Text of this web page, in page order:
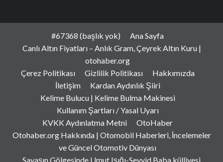
#67368 (başlık yok)
Ana Sayfa
Canlı Altın Fiyatları – Anlık Gram, Çeyrek Altın Kuru |
otohaber.org
Çerez Politikası
Gizlilik Politikası
Hakkımızda
İletişim
Kardan Aydınlık Şiiri
Kelime Bulucu | Kelime Bulma Makinesi
Kullanım Şartları / Yasal Uyarı
KVKK Aydınlatma Metni
OtoHaber
Otohaber.org Hakkında | Otomobil Haberleri, İncelemeler
ve Güncel Otomotiv Dünyası
Savaşın Gölgesinde Umut Işığı-Seyyid Baba külliyesi